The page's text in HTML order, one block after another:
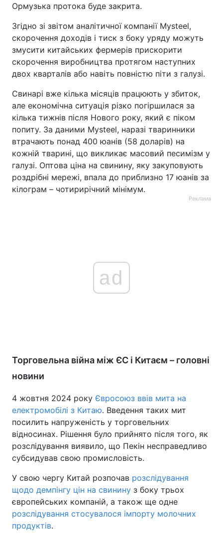
Ормузька протока буде закрита.
Згідно зі звітом аналітичної компанії Mysteel,
скорочення доходів і тиск з боку уряду можуть
змусити китайських фермерів прискорити
скорочення виробництва протягом наступних
двох кварталів або навіть повністю піти з галузі.
Свинарі вже кілька місяців працюють у збиток,
але економічна ситуація різко погіршилася за
кілька тижнів після Нового року, який є піком
попиту. За даними Mysteel, наразі тваринники
втрачають понад 400 юанів (58 доларів) на
кожній тварині, що викликає масовий песимізм у
галузі. Оптова ціна на свинину, яку закуповують
роздрібні мережі, впала до приблизно 17 юанів за
кілограм – чотирирічний мінімум.
Реклама
ad
Торговельна війна між ЄС і Китаєм – головні
новини
4 жовтня 2024 року Євросоюз ввів мита на
електромобілі з Китаю. Введення таких мит
посилить напруженість у торговельних
відносинах. Рішення було прийнято після того, як
розслідування виявило, що Пекін несправедливо
субсидував свою промисловість.
У свою чергу Китай розпочав розслідування
щодо демпінгу цін на свинину з боку трьох
європейських компаній, а також ще одне
розслідування стосувалося імпорту молочних
продуктів.